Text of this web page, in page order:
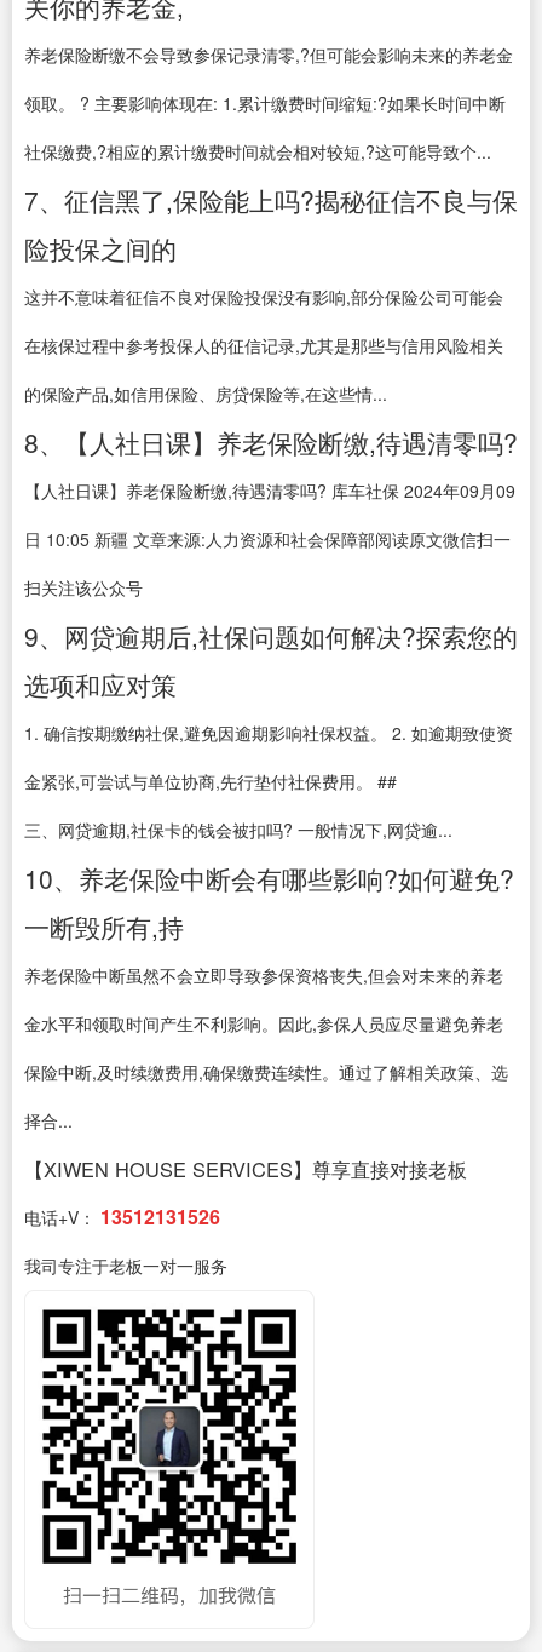
养老保险断缴不会导致参保记录清零,?但可能会影响未来的养老金
领取。 ? 主要影响体现在: 1.累计缴费时间缩短:?如果长时间中断
社保缴费,?相应的累计缴费时间就会相对较短,?这可能导致个...
7、征信黑了,保险能上吗?揭秘征信不良与保
险投保之间的
这并不意味着征信不良对保险投保没有影响,部分保险公司可能会
在核保过程中参考投保人的征信记录,尤其是那些与信用风险相关
的保险产品,如信用保险、房贷保险等,在这些情...
8、【人社日课】养老保险断缴,待遇清零吗?
【人社日课】养老保险断缴,待遇清零吗? 库车社保 2024年09月09
日 10:05 新疆 文章来源:人力资源和社会保障部阅读原文微信扫一
扫关注该公众号
9、网贷逾期后,社保问题如何解决?探索您的
选项和应对策
1. 确信按期缴纳社保,避免因逾期影响社保权益。 2. 如逾期致使资
金紧张,可尝试与单位协商,先行垫付社保费用。 ##
三、网贷逾期,社保卡的钱会被扣吗? 一般情况下,网贷逾...
10、养老保险中断会有哪些影响?如何避免?
一断毁所有,持
养老保险中断虽然不会立即导致参保资格丧失,但会对未来的养老
金水平和领取时间产生不利影响。因此,参保人员应尽量避免养老
保险中断,及时续缴费用,确保缴费连续性。通过了解相关政策、选
择合...
【XIWEN HOUSE SERVICES】尊享直接对接老板
电话+V： 13512131526
我司专注于老板一对一服务